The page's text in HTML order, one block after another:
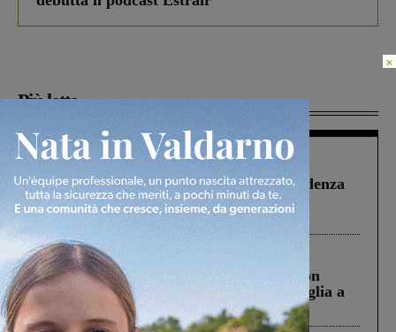
Più lette
Figline Incisa Valdarno 1 Agosto 2026
Piscina di Figline finanziata oltre la scadenza
Pnrr, il gruppo di Fratelli d’Italia: “Un
ringraziamento al Governo”
Cronaca 3 Agosto 2026
Scomparso da una struttura di Castiglion
Fiorentino l’uomo che aveva ucciso la figlia a
Levane nel 2020
×